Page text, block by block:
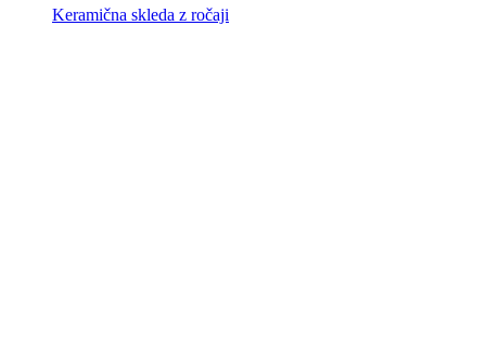
Keramična skleda z ročaji